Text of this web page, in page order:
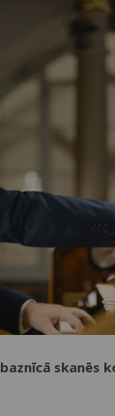
skanēs